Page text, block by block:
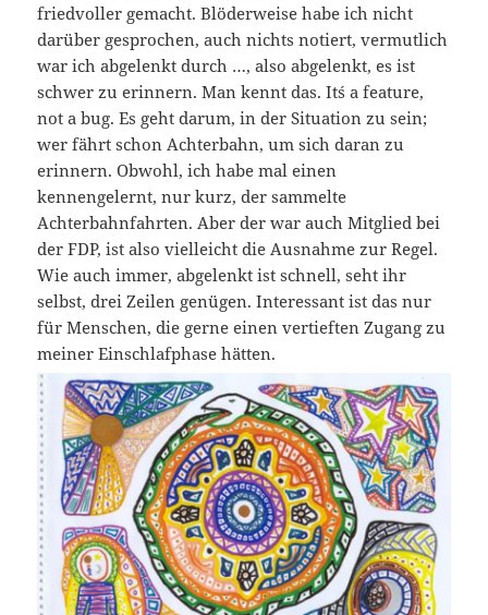
friedvoller gemacht. Blöderweise habe ich nicht
darüber gesprochen, auch nichts notiert, vermutlich
war ich abgelenkt durch …, also abgelenkt, es ist
schwer zu erinnern. Man kennt das. It´s a feature,
not a bug. Es geht darum, in der Situation zu sein;
wer fährt schon Achterbahn, um sich daran zu
erinnern. Obwohl, ich habe mal einen
kennengelernt, nur kurz, der sammelte
Achterbahnfahrten. Aber der war auch Mitglied bei
der FDP, ist also vielleicht die Ausnahme zur Regel.
Wie auch immer, abgelenkt ist schnell, seht ihr
selbst, drei Zeilen genügen. Interessant ist das nur
für Menschen, die gerne einen vertieften Zugang zu
meiner Einschlafphase hätten.